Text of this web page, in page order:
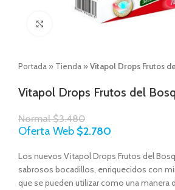
Click to enlarge
Portada » Tienda »Vitapol Drops Frutos
Vitapol Drops Frutos del
Normal$3.480
Oferta Web $2.780
Los nuevos Vitapol Drops Frutos del
sabrosos bocadillos, enriquecidos con
que se pueden utilizar como una manera